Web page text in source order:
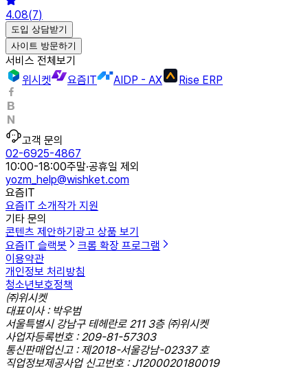
4.08(7)
도입 상담받기
사이트 방문하기
서비스 전체보기
위시켓
요즘IT AIDP - AX Rise ERP
고객 문의
02-6925-4867
10:00-18:00주말·공휴일 제외
yozm_help@wishket.com
요즘IT
요즘IT 소개작가 지원
기타 문의
콘텐츠 제안하기광고 상품 보기
요즘IT 슬랙봇
크롬 확장 프로그램
이용약관
개인정보 처리방침
청소년보호정책
㈜위시켓
대표이사 : 박우범
서울특별시 강남구 테헤란로 211 3층 ㈜위시켓
사업자등록번호 : 209-81-57303
통신판매업신고 : 제2018-서울강남-02337 호
직업정보제공사업 신고번호 : J1200020180019